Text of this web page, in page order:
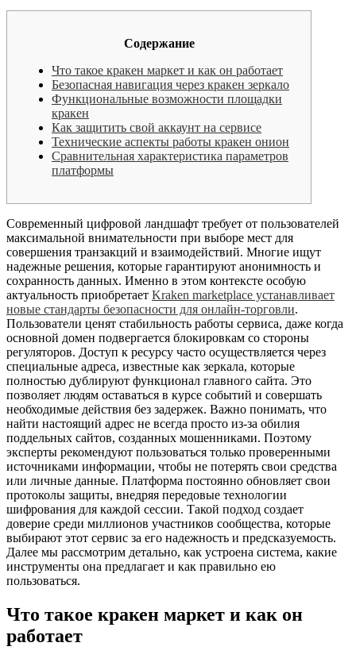
Содержание
Что такое кракен маркет и как он работает
Безопасная навигация через кракен зеркало
Функциональные возможности площадки
кракен
Как защитить свой аккаунт на сервисе
Технические аспекты работы кракен онион
Сравнительная характеристика параметров
платформы
Современный цифровой ландшафт требует от пользователей
максимальной внимательности при выборе мест для
совершения транзакций и взаимодействий. Многие ищут
надежные решения, которые гарантируют анонимность и
сохранность данных. Именно в этом контексте особую
актуальность приобретает Kraken marketplace устанавливает
новые стандарты безопасности для онлайн-торговли.
Пользователи ценят стабильность работы сервиса, даже когда
основной домен подвергается блокировкам со стороны
регуляторов. Доступ к ресурсу часто осуществляется через
специальные адреса, известные как зеркала, которые
полностью дублируют функционал главного сайта. Это
позволяет людям оставаться в курсе событий и совершать
необходимые действия без задержек. Важно понимать, что
найти настоящий адрес не всегда просто из-за обилия
поддельных сайтов, созданных мошенниками. Поэтому
эксперты рекомендуют пользоваться только проверенными
источниками информации, чтобы не потерять свои средства
или личные данные. Платформа постоянно обновляет свои
протоколы защиты, внедряя передовые технологии
шифрования для каждой сессии. Такой подход создает
доверие среди миллионов участников сообщества, которые
выбирают этот сервис за его надежность и предсказуемость.
Далее мы рассмотрим детально, как устроена система, какие
инструменты она предлагает и как правильно ею
пользоваться.
Что такое кракен маркет и как он
работает